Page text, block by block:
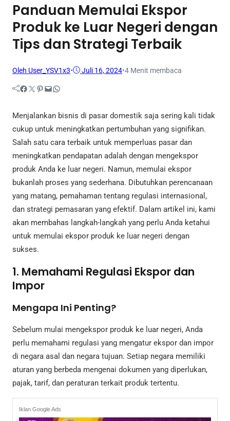
Panduan Memulai Ekspor
Produk ke Luar Negeri dengan
Tips dan Strategi Terbaik
Oleh User_YSV1x3• Juli 16, 2024•4 Menit membaca
Facebook Twitter Pinterest Mail WhatsApp
Menjalankan bisnis di pasar domestik saja sering kali tidak
cukup untuk meningkatkan pertumbuhan yang signifikan.
Salah satu cara terbaik untuk memperluas pasar dan
meningkatkan pendapatan adalah dengan mengekspor
produk Anda ke luar negeri. Namun, memulai ekspor
bukanlah proses yang sederhana. Dibutuhkan perencanaan
yang matang, pemahaman tentang regulasi internasional,
dan strategi pemasaran yang efektif. Dalam artikel ini, kami
akan membahas langkah-langkah yang perlu Anda ketahui
untuk memulai ekspor produk ke luar negeri dengan
sukses.
1. Memahami Regulasi Ekspor dan
Impor
Mengapa Ini Penting?
Sebelum mulai mengekspor produk ke luar negeri, Anda
perlu memahami regulasi yang mengatur ekspor dan impor
di negara asal dan negara tujuan. Setiap negara memiliki
aturan yang berbeda mengenai dokumen yang diperlukan,
pajak, tarif, dan peraturan terkait produk tertentu.
Iklan Google Ads